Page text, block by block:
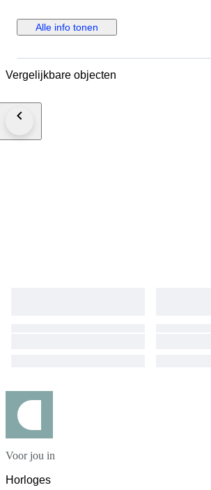
Extras: No Box, No Papers *Shipping via UPS (fast shipping with tracking
and signature) **Optional shipping from
Alle info tonen
Vergelijkbare objecten
Voor jou in
Horloges